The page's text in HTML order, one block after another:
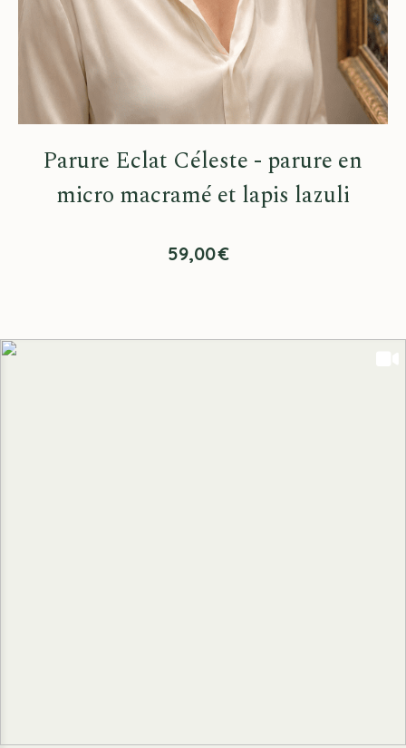
Parure Eclat Céleste - parure en
micro macramé et lapis lazuli
59,00€